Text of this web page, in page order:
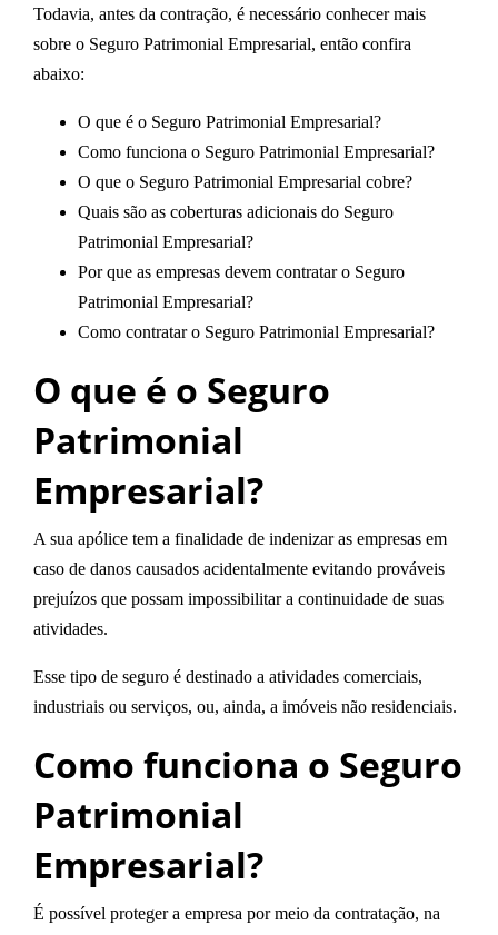
Todavia, antes da contração, é necessário conhecer mais
sobre o Seguro Patrimonial Empresarial, então confira
abaixo:
O que é o Seguro Patrimonial Empresarial?
Como funciona o Seguro Patrimonial Empresarial?
O que o Seguro Patrimonial Empresarial cobre?
Quais são as coberturas adicionais do Seguro
Patrimonial Empresarial?
Por que as empresas devem contratar o Seguro
Patrimonial Empresarial?
Como contratar o Seguro Patrimonial Empresarial?
O que é o Seguro
Patrimonial
Empresarial?
A sua apólice tem a finalidade de indenizar as empresas em
caso de danos causados acidentalmente evitando prováveis
prejuízos que possam impossibilitar a continuidade de suas
atividades.
Esse tipo de seguro é destinado a atividades comerciais,
industriais ou serviços, ou, ainda, a imóveis não residenciais.
Como funciona o Seguro
Patrimonial
Empresarial?
É possível proteger a empresa por meio da contratação, na